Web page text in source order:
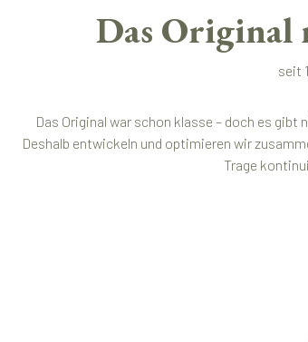
Das Original
seit
Das Original war schon klasse – doch es
Deshalb entwickeln und optimieren wir
Trage